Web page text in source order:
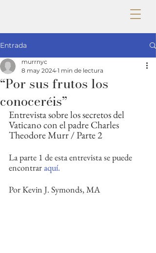
Entrada
“Por sus frutos los
conoceréis”
murrnyc
8 may 2024 1 min de lectura
Entrevista sobre los secretos del
Vaticano con el padre Charles
Theodore Murr / Parte 2
La parte 1 de esta entrevista se puede
encontrar aquí.
Por Kevin J. Symonds, MA